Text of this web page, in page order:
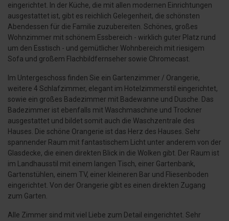
eingerichtet. In der Küche, die mit allen modernen Einrichtungen
ausgestattet ist, gibt es reichlich Gelegenheit, die schönsten
Abendessen für die Familie zuzubereiten. Schönes, großes
Wohnzimmer mit schönem Essbereich - wirklich guter Platz rund
um den Esstisch - und gemütlicher Wohnbereich mit riesigem
Sofa und großem Flachbildfernseher sowie Chromecast.
Im Untergeschoss finden Sie ein Gartenzimmer / Orangerie,
weitere 4 Schlafzimmer, elegant im Hotelzimmerstil eingerichtet,
sowie ein großes Badezimmer mit Badewanne und Dusche. Das
Badezimmer ist ebenfalls mit Waschmaschine und Trockner
ausgestattet und bildet somit auch die Waschzentrale des
Hauses. Die schöne Orangerie ist das Herz des Hauses. Sehr
spannender Raum mit fantastischem Licht unter anderem von der
Glasdecke, die einen direkten Blick in die Wolken gibt. Der Raum ist
im Landhausstil mit einem langen Tisch, einer Gartenbank,
Gartenstühlen, einem TV, einer kleineren Bar und Fliesenboden
eingerichtet. Von der Orangerie gibt es einen direkten Zugang
zum Garten.
Alle Zimmer sind mit viel Liebe zum Detail eingerichtet. Sehr